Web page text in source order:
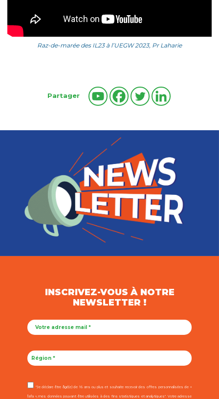
Raz-de-marée des IL23 à l’UEGW 2023, Pr Laharie
Partager
INSCRIVEZ-VOUS À NOTRE
NEWSLETTER !
"Je déclare être âgé(e) de 16 ans ou plus et souhaite recevoir des offres personnalisées de «
l’afa », mes données pouvant être utilisées à des fins statistiques et analytiques". Votre adresse